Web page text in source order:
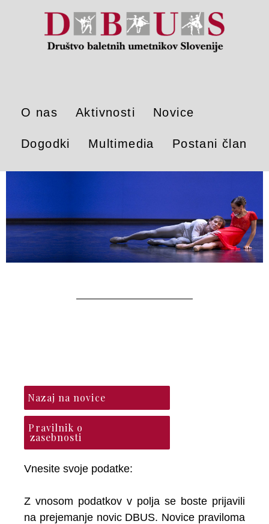
O nas Aktivnosti Novice
Dogodki Multimedia Postani član
Nazaj na novice
Pravilnik o
zasebnosti
Vnesite svoje podatke:
Z vnosom podatkov v polja se boste prijavili
na prejemanje novic DBUS. Novice praviloma